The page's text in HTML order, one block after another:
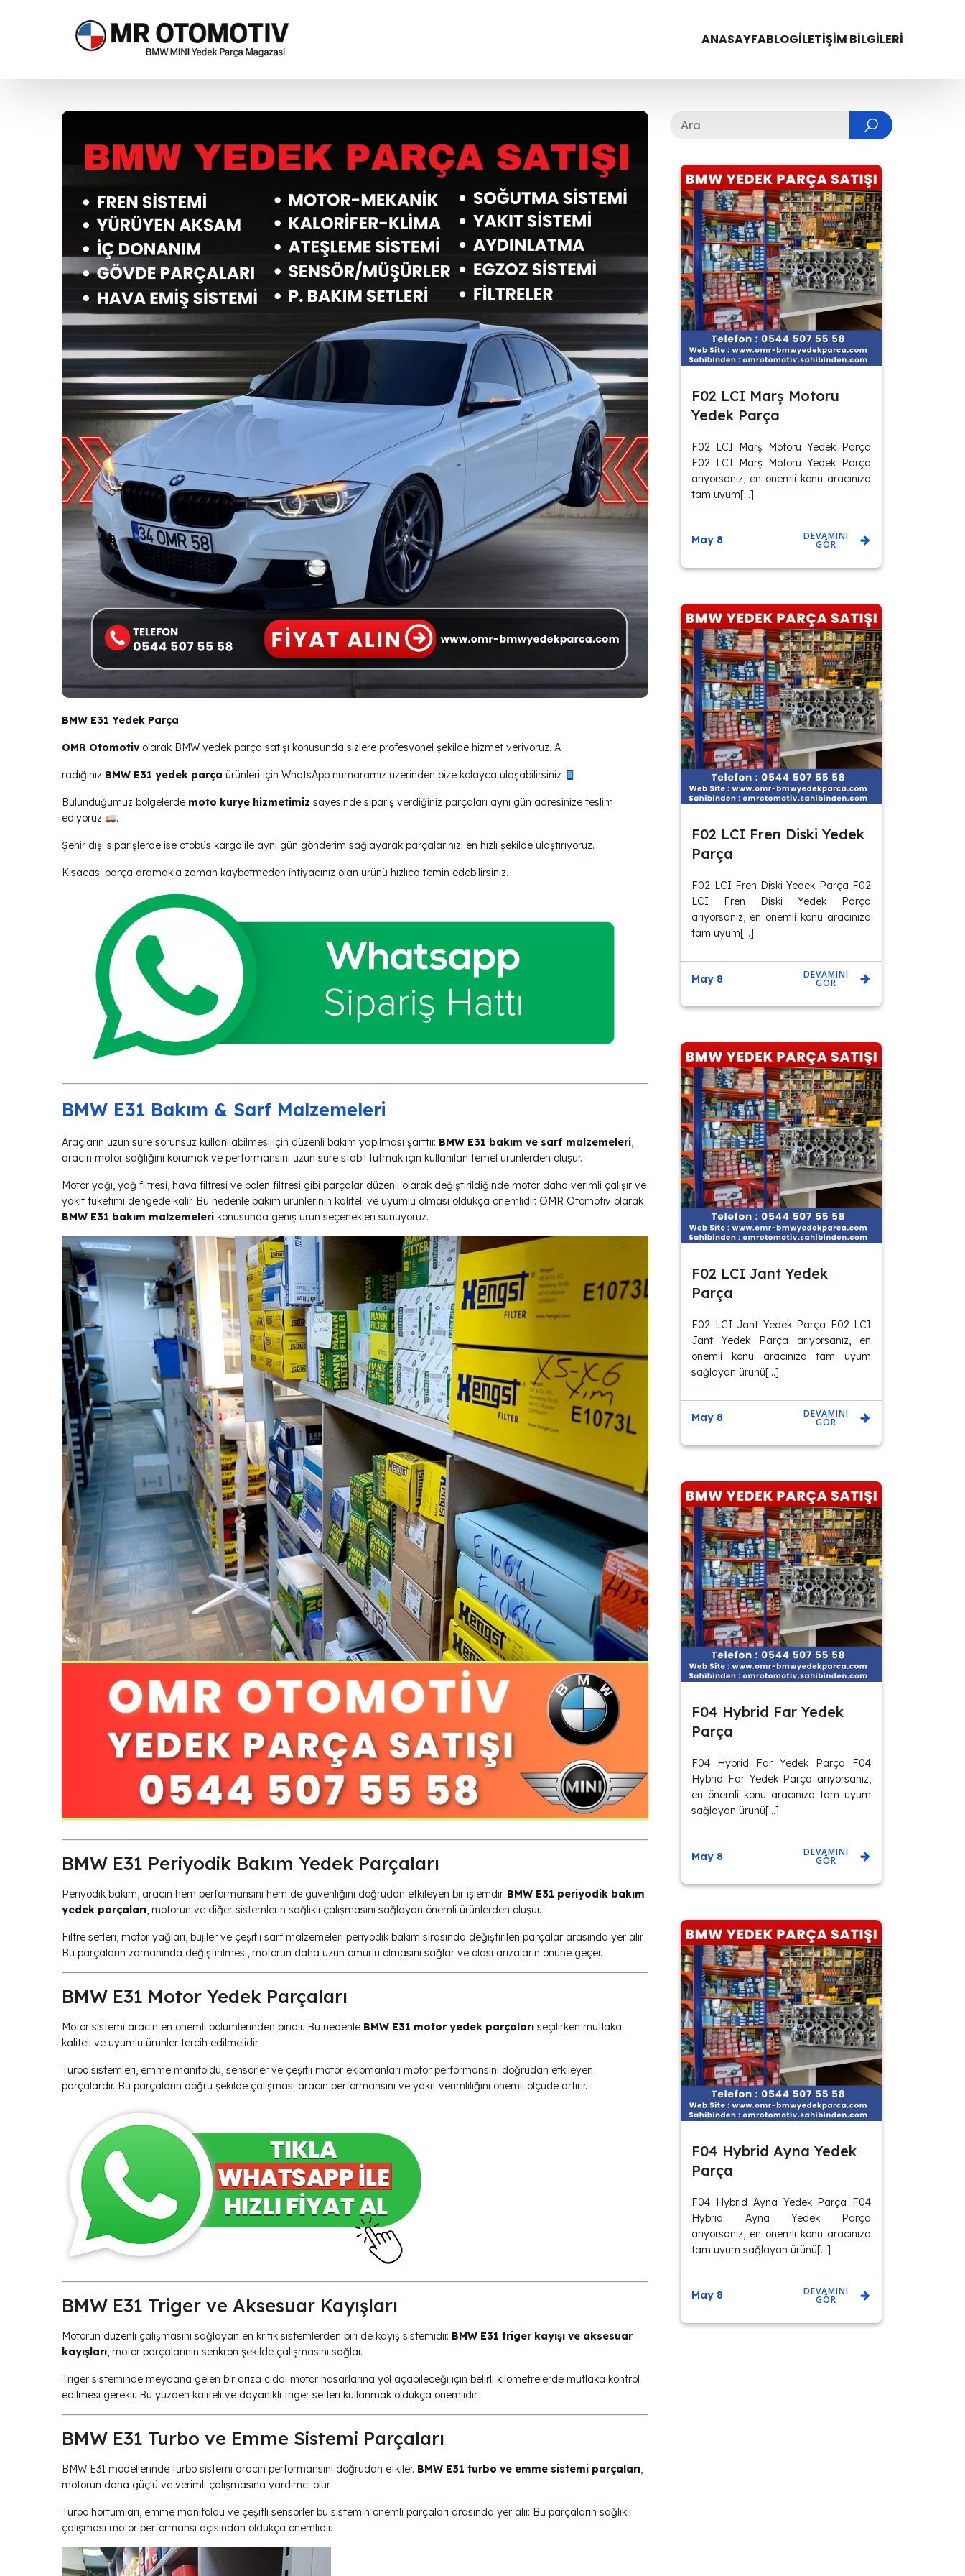
ANASAYFABLOGİLETIŞIM BILGILERI
BMW E31 Yedek Parça
OMR Otomotivolarak BMW yedek parça satışı konusunda sizlere profesyonel şekilde hizmet veriyoruz. A
radığınız BMW E31 yedek parça ürünleri için WhatsApp numaramız üzerinden bize kolayca ulaşabilirsiniz .
Bulunduğumuz bölgelerde moto kurye hizmetimiz sayesinde sipariş verdiğiniz parçaları aynı gün adresinize teslim
ediyoruz
.
Şehir dışı siparişlerde ise otobüs kargo ile aynı gün gönderim sağlayarak parçalarınızı en hızlı şekilde ulaştırıyoruz.
Kısacası parça aramakla zaman kaybetmeden ihtiyacınız olan ürünü hızlıca temin edebilirsiniz.
BMW E31 Bakım & Sarf Malzemeleri
Araçların uzun süre sorunsuz kullanılabilmesi için düzenli bakım yapılması şarttır. BMW E31 bakım ve sarf malzemeleri
aracın motor sağlığını korumak ve performansını uzun süre stabil tutmak için kullanılan temel ürünlerden oluşur.
Motor yağı, yağ filtresi, hava filtresi ve polen filtresi gibi parçalar düzenli olarak değiştirildiğinde motor daha verimli çalışır ve
yakıt tüketimi dengede kalır. Bu nedenle bakım ürünlerinin kaliteli ve uyumlu olması oldukça önemlidir. OMR Otomotiv olarak
BMW E31 bakım malzemeleri konusunda geniş ürün seçenekleri sunuyoruz.
BMW E31 Periyodik Bakım Yedek Parçaları
Periyodik bakım, aracın hem performansını hem de güvenliğini doğrudan etkileyen bir işlemdir. BMW E31 periyodik bakım
yedek parçaları, motorun ve diğer sistemlerin sağlıklı çalışmasını sağlayan önemli ürünlerden oluşur.
Filtre setleri, motor yağları, bujiler ve çeşitli sarf malzemeleri periyodik bakım sırasında değiştirilen parçalar arasında yer alır.
Bu parçaların zamanında değiştirilmesi, motorun daha uzun ömürlü olmasını sağlar ve olası arızaların önüne geçer.
BMW E31 Motor Yedek Parçaları
Motor sistemi aracın en önemli bölümlerinden biridir. Bu nedenle BMW E31 motor yedek parçaları seçilirken mutlaka
kaliteli ve uyumlu ürünler tercih edilmelidir.
Turbo sistemleri, emme manifoldu, sensörler ve çeşitli motor ekipmanları motor performansını doğrudan etkileyen
parçalardır. Bu parçaların doğru şekilde çalışması aracın performansını ve yakıt verimliliğini önemli ölçüde artırır.
BMW E31 Triger ve Aksesuar Kayışları
Motorun düzenli çalışmasını sağlayan en kritik sistemlerden biri de kayış sistemidir. BMW E31 triger kayışı ve aksesuar
kayışları, motor parçalarının senkron şekilde çalışmasını sağlar.
Triger sisteminde meydana gelen bir arıza ciddi motor hasarlarına yol açabileceği için belirli kilometrelerde mutlaka kontrol
edilmesi gerekir. Bu yüzden kaliteli ve dayanıklı triger setleri kullanmak oldukça önemlidir.
BMW E31 Turbo ve Emme Sistemi Parçaları
BMW E31 modellerinde turbo sistemi aracın performansını doğrudan etkiler. BMW E31 turbo ve emme sistemi parçaları,
motorun daha güçlü ve verimli çalışmasına yardımcı olur.
Turbo hortumları, emme manifoldu ve çeşitli sensörler bu sistemin önemli parçaları arasında yer alır. Bu parçaların sağlıklı
çalışması motor performansı açısından oldukça önemlidir.
F02 LCI Marş Motoru
Yedek Parça
F02 LCI Marş Motoru Yedek Parça
F02 LCI Marş Motoru Yedek Parça
arıyorsanız, en önemli konu aracınıza
tam uyum[…]
May 8 DEVAMINI
GÖR
F02 LCI Fren Diski Yedek
Parça
F02 LCI Fren Diski Yedek Parça F02
LCI Fren Diski Yedek Parça
arıyorsanız, en önemli konu aracınıza
tam uyum[…]
May 8 DEVAMINI
GÖR
F02 LCI Jant Yedek
Parça
F02 LCI Jant Yedek Parça F02 LCI
Jant Yedek Parça arıyorsanız, en
önemli konu aracınıza tam uyum
sağlayan ürünü[…]
May 8 DEVAMINI
GÖR
F04 Hybrid Far Yedek
Parça
F04 Hybrid Far Yedek Parça F04
Hybrid Far Yedek Parça arıyorsanız,
en önemli konu aracınıza tam uyum
sağlayan ürünü[…]
May 8 DEVAMINI
GÖR
F04 Hybrid Ayna Yedek
Parça
F04 Hybrid Ayna Yedek Parça F04
Hybrid Ayna Yedek Parça
arıyorsanız, en önemli konu aracınıza
tam uyum sağlayan ürünü[…]
May 8 DEVAMINI
GÖR